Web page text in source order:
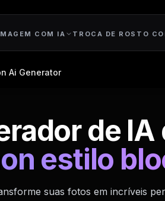
COM IA TROCA DE ROSTO
Ai Generator
de
estilo
suas fotos em incríveis